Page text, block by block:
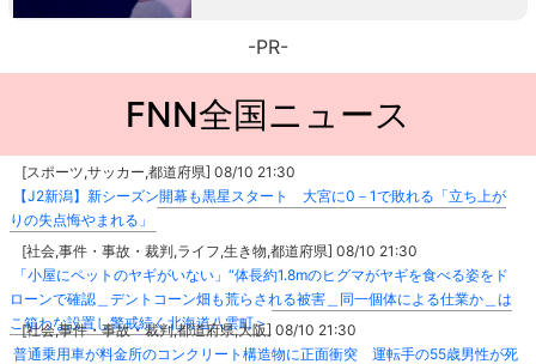
-PR-
FNN全国ニュース
[スポーツ,サッカー,都道府県] 08/10 21:30
【J2新潟】新シーズン開幕も黒星スタート 大宮に0－1で敗れる「立ち上が
りの失点悔やまれる」
[社会,事件・事故・裁判,ライフ,生き物,都道府県] 08/10 21:30
「小屋にペットのヤギがいない」“体長約1.8mのヒグマがヤギを食べる姿をド
ローンで確認＿デントコーン畑も荒らされる被害＿同一個体による仕業か＿は
こ箱わな設置し警戒続く北海道八雲町＞
[社会,事件・事故・裁判,都道府県,大阪] 08/10 21:30
普通乗用車が料金所のコンクリート構造物に正面衝突 運転手の55歳男性が死